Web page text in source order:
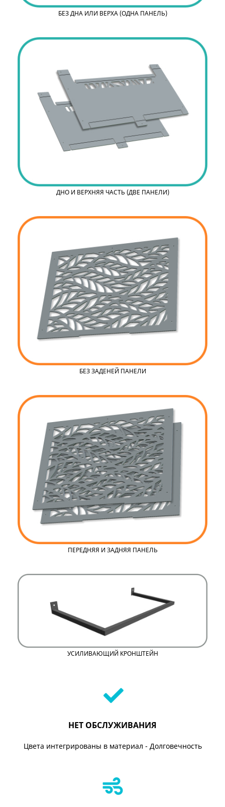
БЕЗ ДНА ИЛИ ВЕРХА (ОДНА ПАНЕЛЬ)
ДНО И ВЕРХНЯЯ ЧАСТЬ (ДВЕ ПАНЕЛИ)
БЕЗ ЗАДЕНЕЙ ПАНЕЛИ
ПЕРЕДНЯЯ И ЗАДНЯЯ ПАНЕЛЬ
УСИЛИВАЮЩИЙ КРОНШТЕЙН
НЕТ ОБСЛУЖИВАНИЯ
Цвета интегрированы в материал - Долговечность